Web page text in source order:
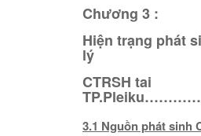
Chương 3 :
Hiện trạng phát
lý
CTRSH tai
3.1 Nguồn phát sinh